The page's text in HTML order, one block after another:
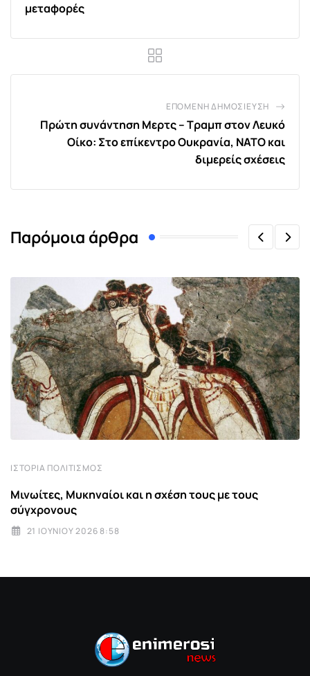
μεταφορές
ΕΠΌΜΕΝΗ ΔΗΜΟΣΊΕΥΣΗ
Πρώτη συνάντηση Μερτς – Τραμπ στον Λευκό
Οίκο: Στο επίκεντρο Ουκρανία, ΝΑΤΟ και
διμερείς σχέσεις
Παρόμοια άρθρα
ΙΣΤΟΡΊΑ ΠΟΛΙΤΙΣΜΌΣ
Μινωίτες, Μυκηναίοι και η σχέση τους με τους
σύγχρονους
21 ΙΟΥΝΊΟΥ 2026 8:58